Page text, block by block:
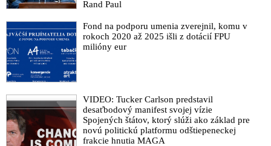
Rand Paul
Fond na podporu umenia zverejnil, komu v
rokoch 2020 až 2025 išli z dotácií FPU
milióny eur
VIDEO: Tucker Carlson predstavil
desaťbodový manifest svojej vízie
Spojených štátov, ktorý slúži ako základ pre
novú politickú platformu odštiepeneckej
frakcie hnutia MAGA